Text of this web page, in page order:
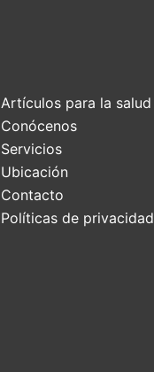
Artículos para la salud
Conócenos
Servicios
Ubicación
Contacto
Políticas de privacidad